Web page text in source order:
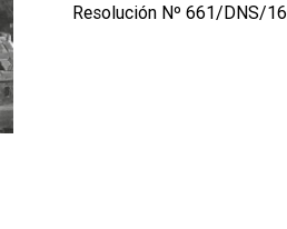
Resolución Nº 661/DNS/16